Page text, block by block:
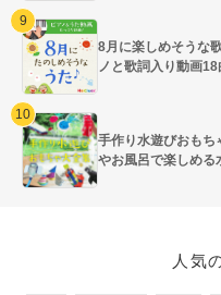
8月に楽しめそうな
ノと歌詞入り動画
手作り水遊びおもち
やお風呂で楽しめる
人気